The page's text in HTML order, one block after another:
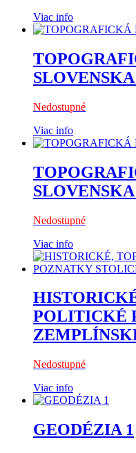
Viac info
SLOVENSKA
Nedostupné
Viac info
SLOVENSKA
Nedostupné
Viac info
POLITICKÉ
Nedostupné
Viac info
GEODÉZIA 1